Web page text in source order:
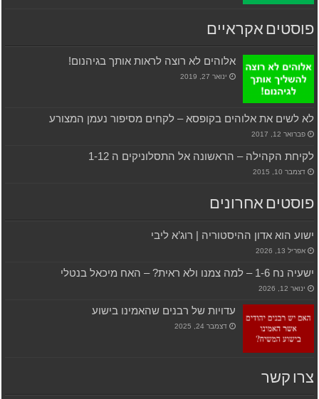
פוסטים אקראיים
אלוהים לא רוצה לראות אותך בגיהנום!
ינואר 27, 2019
לא לשים את אלוהים בקופסא – לקחים מסיפור נעמן המצורע
פברואר 12, 2017
לקיחת הקהילה – הראשונה אל התסלוניקים ה 1-12
דצמבר 10, 2015
פוסטים אחרונים
ישוע הוא אדון ההיסטוריה | רוג’א ליבי
אפריל 13, 2026
ישעיה נח 1-6 – למה צמנו ולא ראית? – האח מיכאל בנטלי
ינואר 12, 2026
עדויות של רבנים שהאמינו בישוע
דצמבר 24, 2025
צרו קשר